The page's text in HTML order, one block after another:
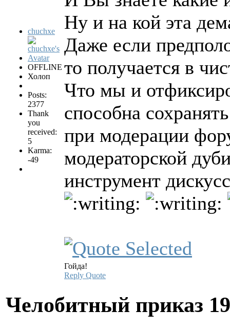
chuchxe
OFFLINE
Холоп
Posts:
2377
Thank
you
received:
5
Karma:
-49
Ну и на кой эта
Даже если
то получается в
Что мы и
способна
при модерации
модераторской
инструмент
Гойда!
Reply Quote
Челобитный приказ